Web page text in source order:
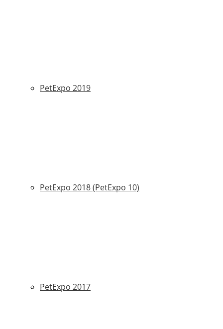
PetExpo 2019
PetExpo 2018 (PetExpo 10)
PetExpo 2017